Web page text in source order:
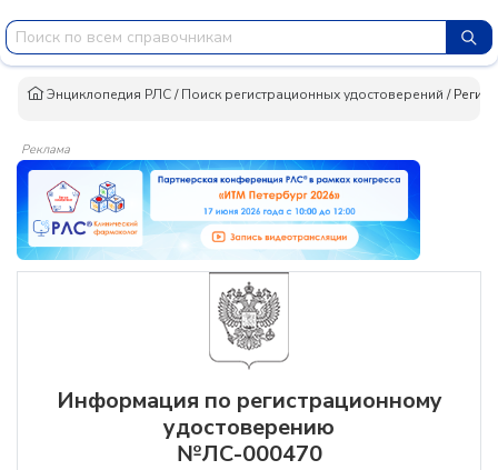
Энциклопедия РЛС/Поиск регистрационных удостоверений /
Реклама
Информация по регистрационному
удостоверению
№ЛС-000470